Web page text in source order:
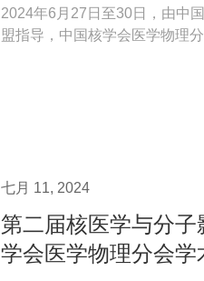
2024年6月27日至30日，由中
盟指导，中国核学会医学物理
七月 11, 2024
第二届核医学与分
学会医学物理分会